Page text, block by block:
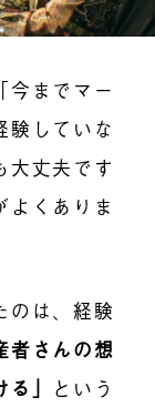
今までマー
験していな
大丈夫です
よくありま
のは、経験
者さんの想
」 という